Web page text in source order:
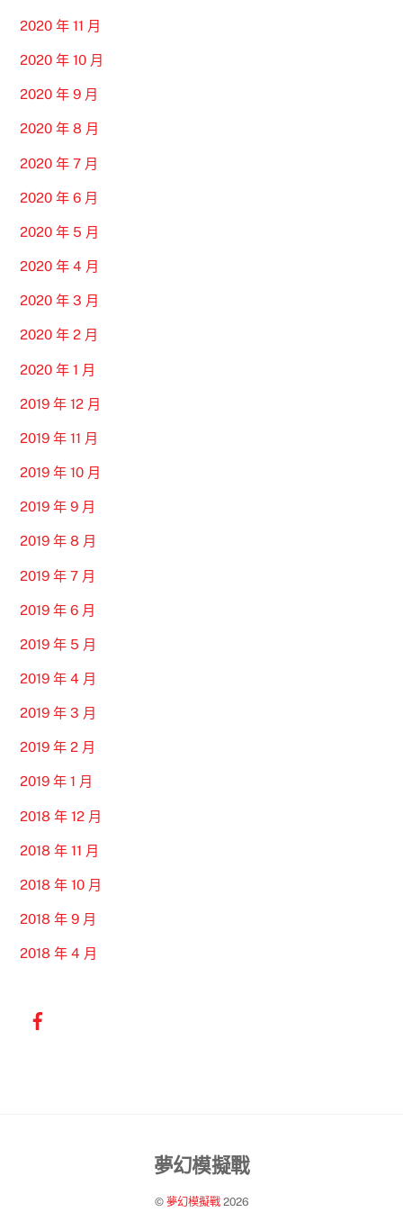
2020 年 11 月
2020 年 10 月
2020 年 9 月
2020 年 8 月
2020 年 7 月
2020 年 6 月
2020 年 5 月
2020 年 4 月
2020 年 3 月
2020 年 2 月
2020 年 1 月
2019 年 12 月
2019 年 11 月
2019 年 10 月
2019 年 9 月
2019 年 8 月
2019 年 7 月
2019 年 6 月
2019 年 5 月
2019 年 4 月
2019 年 3 月
2019 年 2 月
2019 年 1 月
2018 年 12 月
2018 年 11 月
2018 年 10 月
2018 年 9 月
2018 年 4 月
Back
Top
夢幻模擬戰
© 夢幻模擬戰2026